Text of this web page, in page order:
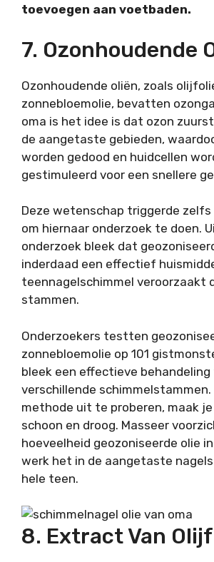
toevoegen aan voetbaden.
7. Ozonhoudende
Ozonhoudende oliën, zoals
zonnebloemolie, bevatten
oma is het idee is dat ozon
de aangetaste gebieden,
worden gedood en huidcellen
gestimuleerd voor een snellere
Deze wetenschap triggerde zelfs
om hiernaar onderzoek te doen.
onderzoek bleek dat
inderdaad een effectief
teennagelschimmel veroorzaakt
stammen.
Onderzoekers testten
zonnebloemolie op 101
bleek een effectieve behandeling
verschillende schimmelstammen.
methode uit te proberen, maak
schoon en droog. Masseer
hoeveelheid geozoniseerde olie
werk het in de aangetaste
hele teen.
8. Extract Van